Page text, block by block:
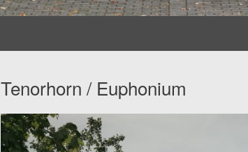
Tenorhorn / Euphonium